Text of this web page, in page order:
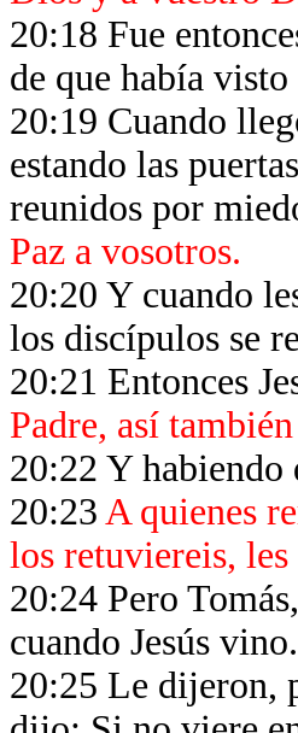
20:18 Fue
de que había
20:19 Cuando
estando las
reunidos por
Paz a vosotros.
20:20 Y cuando
los discípulos se
20:21 Entonces
Padre, así
20:22 Y
20:23 A quienes
los retuviereis,
20:24 Pero
cuando Jesús vino.
20:25 Le dijeron,